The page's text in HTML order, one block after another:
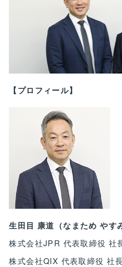
【プロフィール】
生田目 康道（なまため やす
株式会社JPR 代表取締役 社
株式会社QIX 代表取締役 社